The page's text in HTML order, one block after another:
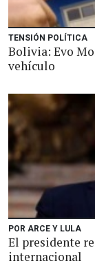
TENSIÓN POLÍTICA
Bolivia: Evo
vehículo
POR ARCE Y LULA
El presidente
internacional